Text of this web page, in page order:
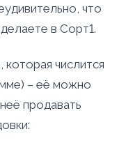
что
в Сорт1.
которая числится
– её можно
продавать